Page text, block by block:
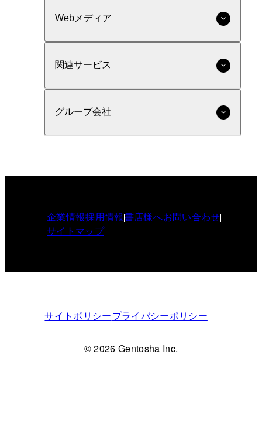
Webメディア
関連サービス
グループ会社
企業情報採用情報書店様へお問い合わせ
サイトマップ
サイトポリシープライバシーポリシー
© 2026 Gentosha Inc.